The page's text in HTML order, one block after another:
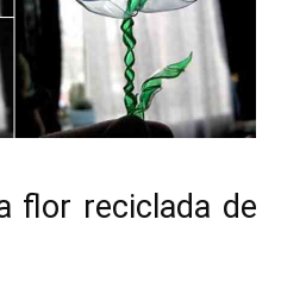
flor reciclada de